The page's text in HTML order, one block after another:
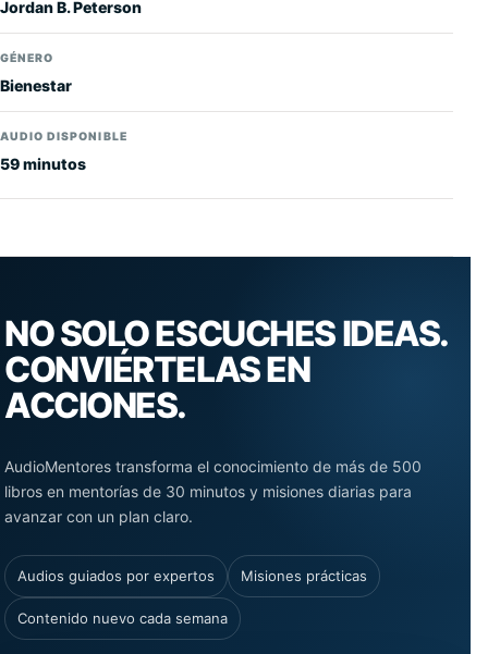
Jordan B. Peterson
GÉNERO
Bienestar
AUDIO DISPONIBLE
59 minutos
NO SOLO ESCUCHES IDEAS.
CONVIÉRTELAS EN
ACCIONES.
AudioMentores transforma el conocimiento de más de 500
libros en mentorías de 30 minutos y misiones diarias para
avanzar con un plan claro.
Audios guiados por expertos Misiones prácticas
Contenido nuevo cada semana